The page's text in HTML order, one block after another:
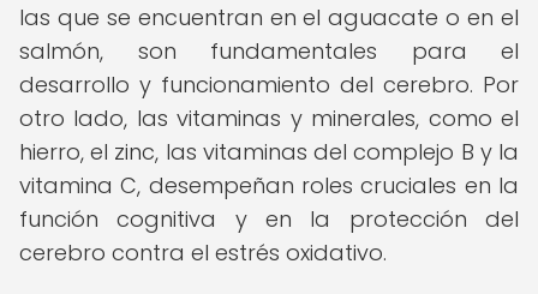
las que se encuentran en el aguacate o en el
salmón, son fundamentales para el
desarrollo y funcionamiento del cerebro. Por
otro lado, las vitaminas y minerales, como el
hierro, el zinc, las vitaminas del complejo B y la
vitamina C, desempeñan roles cruciales en la
función cognitiva y en la protección del
cerebro contra el estrés oxidativo.